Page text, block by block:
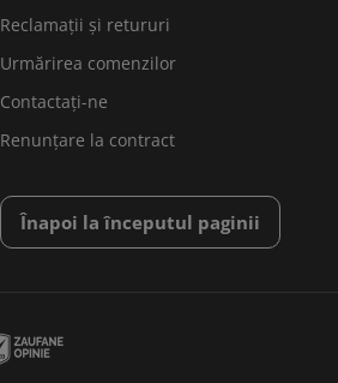
Reclamații și retururi
Urmărirea comenzilor
Contactați-ne
Renunțare la contract
Înapoi la începutul paginii